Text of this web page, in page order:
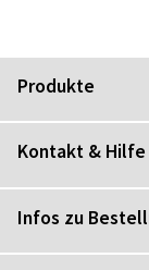
Produkte
Kontakt & Hilfe
Infos zu